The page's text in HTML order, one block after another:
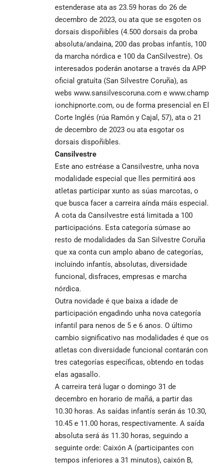
estenderase ata as 23.59 horas do 26 de
decembro de 2023, ou ata que se esgoten os
dorsais dispoñibles (4.500 dorsais da proba
absoluta/andaina, 200 das probas infantís, 100
da marcha nórdica e 100 da CanSilvestre). Os
interesados poderán anotarse a través da APP
oficial gratuíta (San Silvestre Coruña), as
webs www.sansilvescoruna.com e www.champ
ionchipnorte.com, ou de forma presencial en El
Corte Inglés (rúa Ramón y Cajal, 57), ata o 21
de decembro de 2023 ou ata esgotar os
dorsais dispoñibles.
Cansilvestre
Este ano estréase a Cansilvestre, unha nova
modalidade especial que lles permitirá aos
atletas participar xunto as súas marcotas, o
que busca facer a carreira aínda máis especial.
A cota da Cansilvestre está limitada a 100
participacións. Esta categoría súmase ao
resto de modalidades da San Silvestre Coruña
que xa conta cun amplo abano de categorías,
incluíndo infantís, absolutas, diversidade
funcional, disfraces, empresas e marcha
nórdica.
Outra novidade é que baixa a idade de
participación engadindo unha nova categoría
infantil para nenos de 5 e 6 anos. O último
cambio significativo nas modalidades é que os
atletas con diversidade funcional contarán con
tres categorías específicas, obtendo en todas
elas agasallo.
A carreira terá lugar o domingo 31 de
decembro en horario de mañá, a partir das
10.30 horas. As saídas infantís serán ás 10.30,
10.45 e 11.00 horas, respectivamente. A saída
absoluta será ás 11.30 horas, seguindo a
seguinte orde: Caixón A (participantes con
tempos inferiores a 31 minutos), caixón B,